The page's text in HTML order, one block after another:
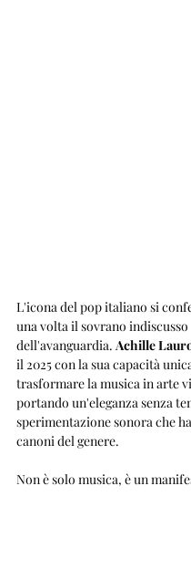
L'icona del pop italiano si
una volta il sovrano indiscusso
dell'avanguardia. Achille
il 2025 con la sua capacità
trasformare la musica in arte
portando un'eleganza senza
sperimentazione sonora che
canoni del genere.
Non è solo musica, è un